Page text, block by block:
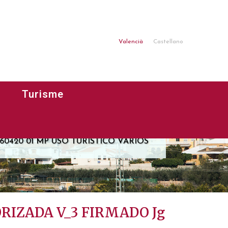
Valencià Castellano
Turisme
Jg
01 MP USO TURISTICO VARIOS
V_3 FIRMADO Jg